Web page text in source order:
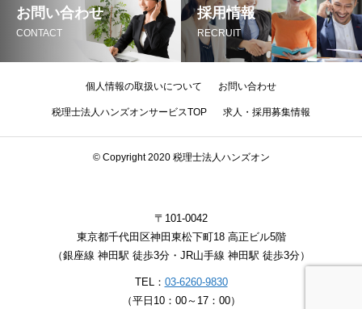
お問い合わせ
CONTACT
採用情報
RECRUIT
個人情報の取扱いについて お問い合わせ
税理士法人ハンズオンサービスTOP 求人・採用募集情報
© Copyright 2020 税理士法人ハンズオン
〒101-0042
東京都千代田区神田東松下町18 高正ビル5階
（銀座線 神田駅 徒歩3分・JR山手線 神田駅 徒歩3分）
TEL： 03-6260-9830
（平日10：00～17：00）